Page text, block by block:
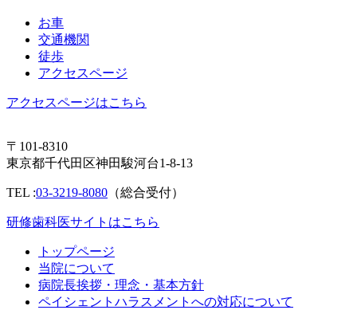
お車
交通機関
徒歩
アクセスページ
アクセスページはこちら
〒101-8310
東京都千代田区神田駿河台1-8-13
TEL :03-3219-8080 （総合受付）
研修歯科医サイトはこちら
トップページ
当院について
病院長挨拶・理念・基本方針
ペイシェントハラスメントへの対応について